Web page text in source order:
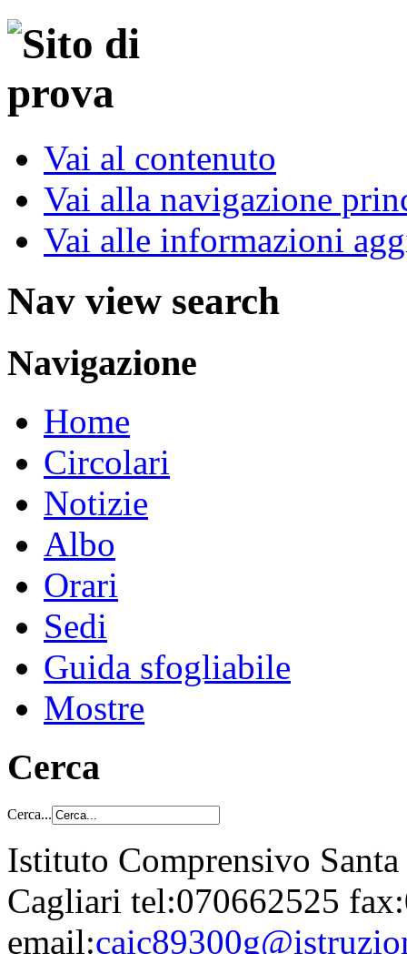
Vai al contenuto
Vai alla navigazione
Vai alle informazioni
Nav view search
Navigazione
Home
Circolari
Notizie
Albo
Orari
Sedi
Guida sfogliabile
Mostre
Cerca
Cerca...
Istituto Comprensivo
Cagliari tel:070662525
email: